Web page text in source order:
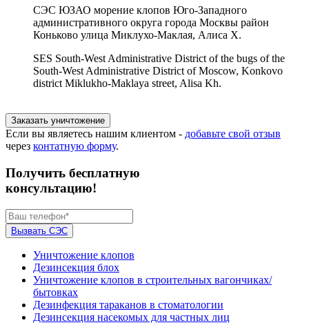
СЭС ЮЗАО морение клопов Юго-Западного
административного округа города Москвы район
Коньково улица Миклухо-Маклая, Алиса Х.
SES South-West Administrative District of the bugs of the
South-West Administrative District of Moscow, Konkovo
district Miklukho-Maklaya street, Alisa Kh.
Заказать уничтожение
Если вы являетесь нашим клиентом - добавьте свой отзыв
через контатную форму.
Получить бесплатную
консультацию!
Вызвать СЭС
Уничтожение клопов
Дезинсекция блох
Уничтожение клопов в строительных вагончиках/
бытовках
Дезинфекция тараканов в стоматологии
Дезинсекция насекомых для частных лиц